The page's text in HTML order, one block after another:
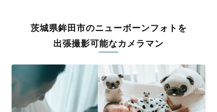
料金は全国どこでも一律。わかりやすく安心の価格設定です。オ
リジナルの研修と厳正な審査に合格し、撮影技術やホスピタリテ
ィを身につけたプロのカメラマンが全国47都道府県に在籍してい
験をお届けします。
丁寧なレタッチで思い出を美しく仕上げます
撮影後は、独自の編集技術で写真の明るさや色合いを丁寧に調
茨城県鉾田市のニューボーンフォトを
出張撮影可能なカメラマン